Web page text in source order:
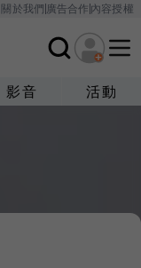
關於我們廣告合作內容授權
影音 活動